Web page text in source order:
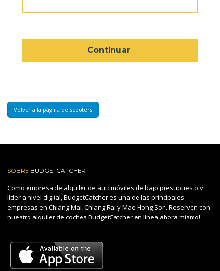
Continuar
Volver a la página de scooters
SOBRE BUDGETCATCHER
Como empresa de alquiler de automóviles de bajo presupuesto y
líder a nivel digital, BudgetCatcher es una de las principales
empresas en Chiang Mai, Chiang Rai y Mae Hong Son. Reserven con
nuestro alquiler de coches BudgetCatcher en línea ahora mismo!